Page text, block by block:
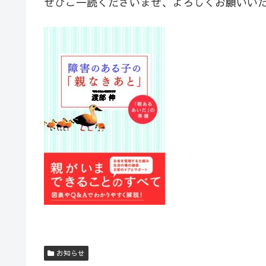
お知らせ